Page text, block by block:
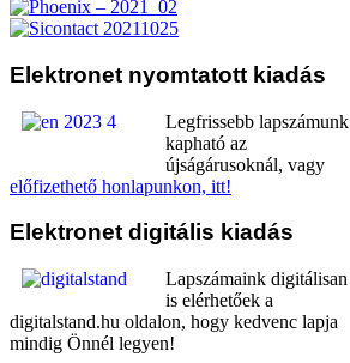
Elektronet nyomtatott kiadás
Legfrissebb lapszámunk
kapható az
újságárusoknál, vagy
előfizethető honlapunkon, itt!
Elektronet digitális kiadás
Lapszámaink digitálisan
is elérhetőek a
digitalstand.hu oldalon, hogy kedvenc lapja
mindig Önnél legyen!